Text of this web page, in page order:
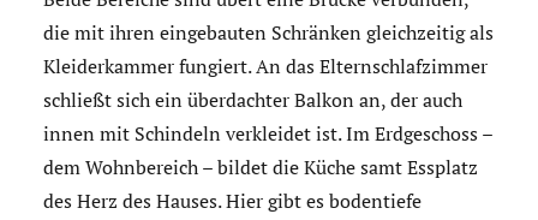
die mit ihren eingebauten Schränken gleichzeitig als
Kleiderkammer fungiert. An das Elternschlafzimmer
schließt sich ein überdachter Balkon an, der auch
innen mit Schindeln verkleidet ist. Im Erdgeschoss –
dem Wohnbereich – bildet die Küche samt Essplatz
des Herz des Hauses. Hier gibt es bodentiefe